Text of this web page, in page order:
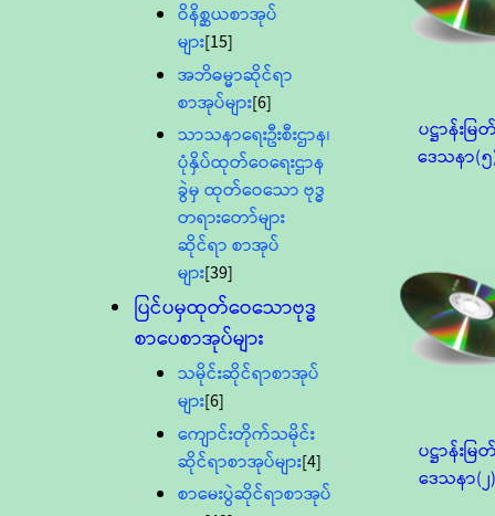
ဝိနိစ္ဆယစာအုပ်
များ[15]
အဘိဓမ္မာဆိုင်ရာ
စာအုပ်များ[6]
သာသနာရေးဦးစီးဌာန၊
ပုံနှိပ်ထုတ်ဝေရေးဌာန
ခွဲမှ ထုတ်ဝေသော ဗုဒ္ဓ
တရားတော်များ
ဆိုင်ရာ စာအုပ်
များ[39]
ပြင်ပမှထုတ်ဝေသောဗုဒ္ဓ
စာပေစာအုပ်များ
သမိုင်းဆိုင်ရာစာအုပ်
များ[6]
ကျောင်းတိုက်သမိုင်း
ဆိုင်ရာစာအုပ်များ[4]
စာမေးပွဲဆိုင်ရာစာအုပ်
ပဋ္ဌာန်းမြ
ဒေသနာ(
ပဋ္ဌာန်းမြ
ဒေသနာ(၂